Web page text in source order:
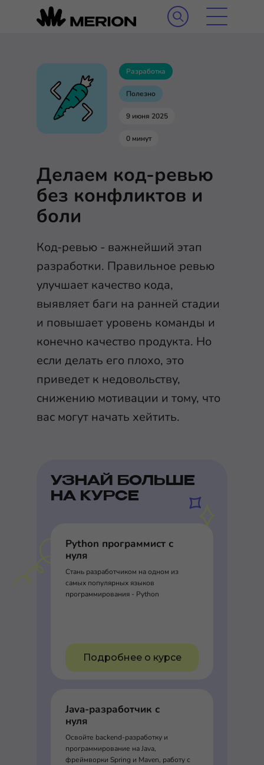
Разработка
Полезно
9 июня 2025
0 минут
Делаем код-ревью
без конфликтов и
боли
Код-ревью - важнейший этап
разработки. Правильное ревью
улучшает качество кода,
выявляет баги на ранней стадии
и повышает уровень команды и
конечно качество продукта. Но
если делать его плохо, это
приведет к недовольству,
снижению мотивации и тому, что
вас могут начать хейтить.
УЗНАЙ БОЛЬШЕ
НА КУРСЕ
Python программист с
нуля
Стань разработчиком на одном из
самых популярных языков
программирования - Python
Подробнее о курсе
Java-разработчик с
нуля
Освойте backend-разработку и
программирование на Java,
фреймворки Spring и Maven, работу с